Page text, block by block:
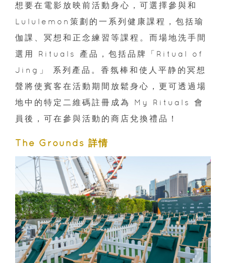
想要在電影放映前活動身心，可選擇參與和
Lululemon策劃的一系列健康課程，包括瑜
伽課、冥想和正念練習等課程。而場地洗手間
選用 Rituals 產品，包括品牌「Ritual of
Jing」 系列產品。香氛棒和使人平静的冥想
聲將使賓客在活動期間放鬆身心，更可透過場
地中的特定二維碼註冊成為 My Rituals 會
員後，可在參與活動的商店兌換禮品！
The Grounds 詳情